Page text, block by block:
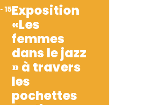
15Exposition
«Les
femmes
dans le jazz
» à travers
les
pochettes